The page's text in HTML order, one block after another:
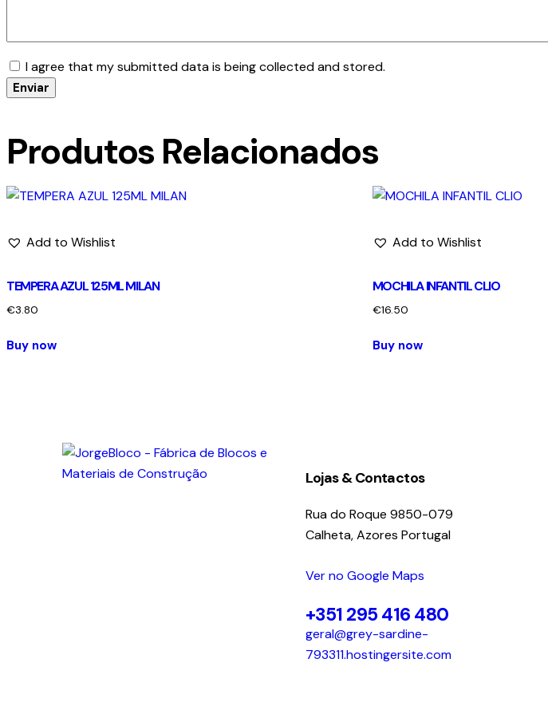
I agree that my submitted data is being collected and stored.
Produtos Relacionados
Add to Wishlist
TEMPERA AZUL 125ML MILAN
€3.80
Buy now
Add to Wishlist
MOCHILA INFANTIL CLIO
€16.50
Buy now
Lojas & Contactos
Rua do Roque 9850-079
Calheta, Azores Portugal
Ver no Google Maps
+351 295 416 480
geral@grey-sardine-
793311.hostingersite.com